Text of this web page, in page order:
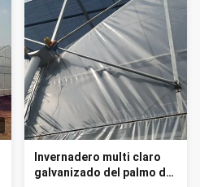
Invernadero multi claro
galvanizado del palmo del